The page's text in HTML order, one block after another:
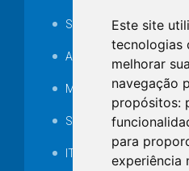
Este site
tecnologias
melhorar
navegação
propósitos:
para
experiência
SAMAE
Audiência pública
MANUTENÇÃO DE
Serviços Técnicos TI
ITR